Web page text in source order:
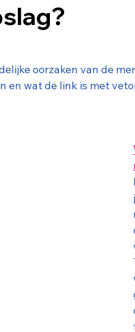
oorzaken van de
en wat de link is met